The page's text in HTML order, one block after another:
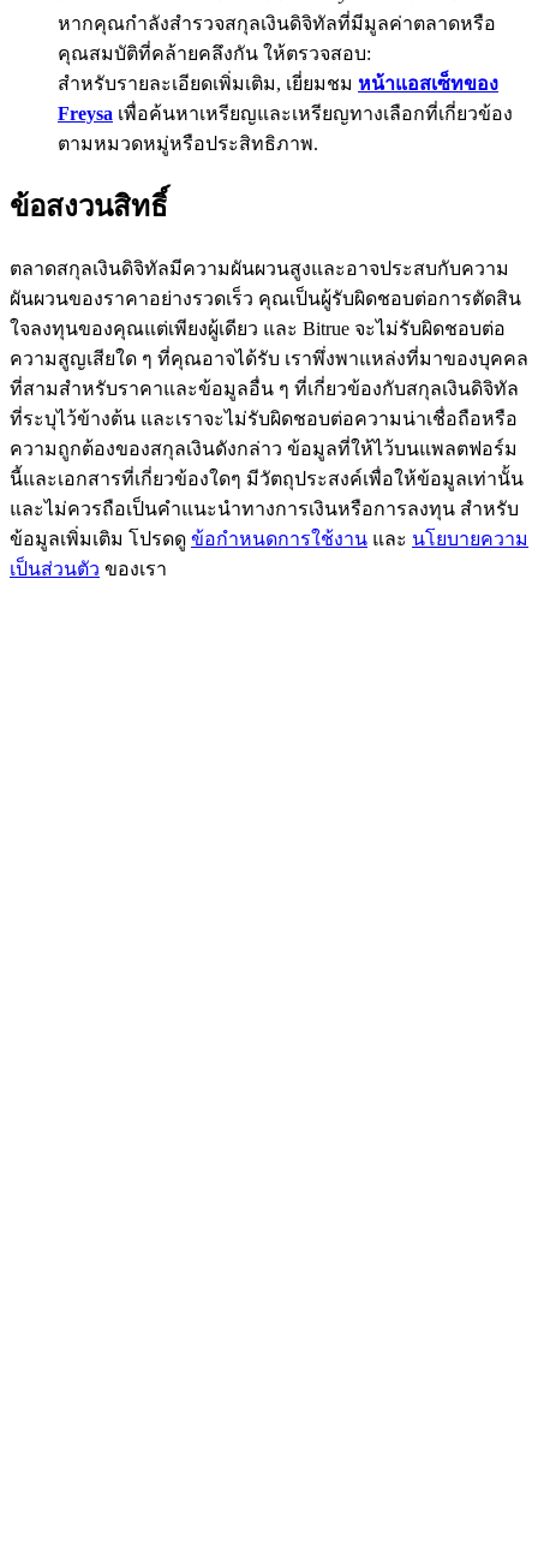
Precious Metals Trading Carnival
Trade Gold & Silver · 33,333 USDT Bonus
USDT Flexible Staking | Daily Rewards
New Listing Futures Fest
Trade New Futures, Win 200,000 USDT
Crypto World Cup 2026: Grand Finale
77,777+3k Rewards
หากคุณกำลังสำรวจสกุลเงินดิจิทัลที่มีมูลค่าตลาดหรือ
คุณสมบัติที่คล้ายคลึงกัน ให้ตรวจสอบ:
สำหรับรายละเอียดเพิ่มเติม, เยี่ยมชม หน้าแอสเซ็ทของ
Freysa เพื่อค้นหาเหรียญและเหรียญทางเลือกที่เกี่ยวข้อง
ตามหมวดหมู่หรือประสิทธิภาพ.
ข้อสงวนสิทธิ์
ตลาดสกุลเงินดิจิทัลมีความผันผวนสูงและอาจประสบกับความ
ผันผวนของราคาอย่างรวดเร็ว คุณเป็นผู้รับผิดชอบต่อการตัดสิน
ใจลงทุนของคุณแต่เพียงผู้เดียว และ Bitrue จะไม่รับผิดชอบต่อ
ความสูญเสียใด ๆ ที่คุณอาจได้รับ เราพึ่งพาแหล่งที่มาของบุคคล
ที่สามสำหรับราคาและข้อมูลอื่น ๆ ที่เกี่ยวข้องกับสกุลเงินดิจิทัล
ที่ระบุไว้ข้างต้น และเราจะไม่รับผิดชอบต่อความน่าเชื่อถือหรือ
ความถูกต้องของสกุลเงินดังกล่าว ข้อมูลที่ให้ไว้บนแพลตฟอร์ม
นี้และเอกสารที่เกี่ยวข้องใดๆ มีวัตถุประสงค์เพื่อให้ข้อมูลเท่านั้น
และไม่ควรถือเป็นคำแนะนำทางการเงินหรือการลงทุน สำหรับ
ข้อมูลเพิ่มเติม โปรดดู ข้อกำหนดการใช้งาน และ นโยบายความ
เป็นส่วนตัว ของเรา